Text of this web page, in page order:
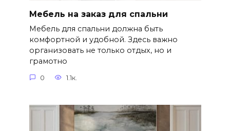
Мебель на заказ для спальни
Мебель для спальни должна быть
комфортной и удобной. Здесь важно
организовать не только отдых, но и
грамотно
0 1.1к.